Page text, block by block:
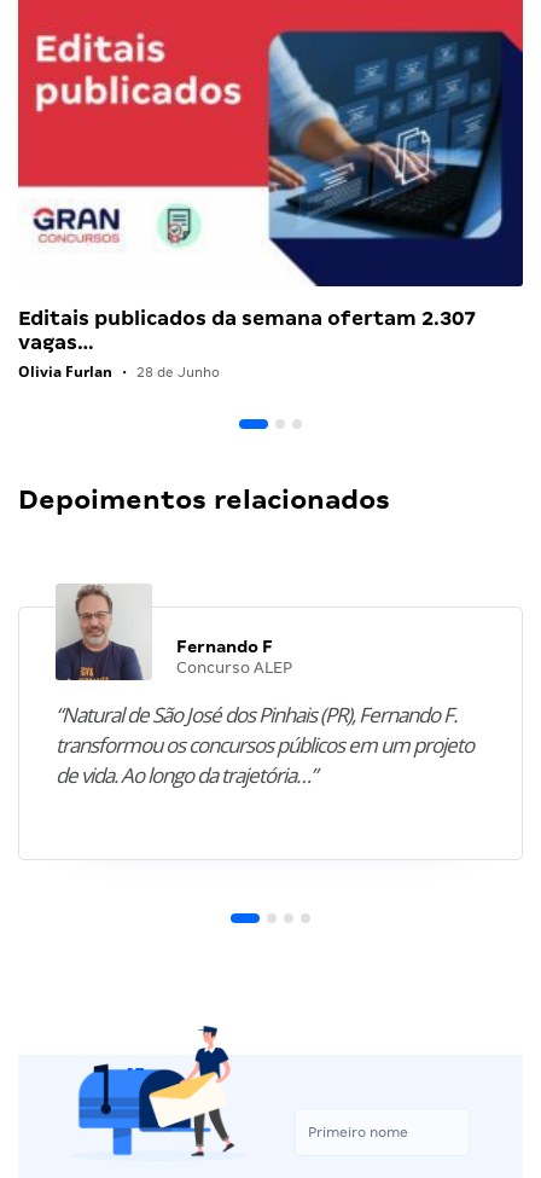
Editais publicados da semana ofertam 2.307
vagas…
Olivia Furlan • 28 de Junho
Depoimentos relacionados
Fernando F
Concurso ALEP
“Natural de São José dos Pinhais (PR), Fernando F.
transformou os concursos públicos em um projeto
de vida. Ao longo da trajetória…”